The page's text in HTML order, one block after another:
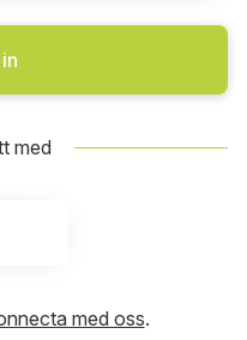
med
in med LinkedIn
med oss.